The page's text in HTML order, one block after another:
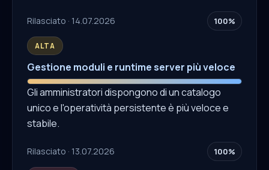
Rilasciato · 14.07.2026 100%
ALTA
Gestione moduli e runtime server più veloce
Gli amministratori dispongono di un catalogo
unico e l'operatività persistente è più veloce e
stabile.
Rilasciato · 13.07.2026 100%